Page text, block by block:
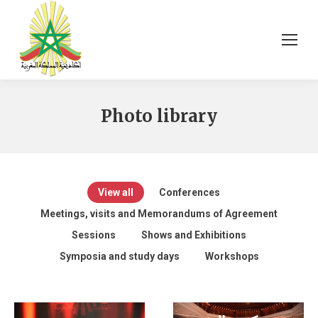
Photo library
View all
Conferences
Meetings, visits and Memorandums of Agreement
Sessions
Shows and Exhibitions
Symposia and study days
Workshops